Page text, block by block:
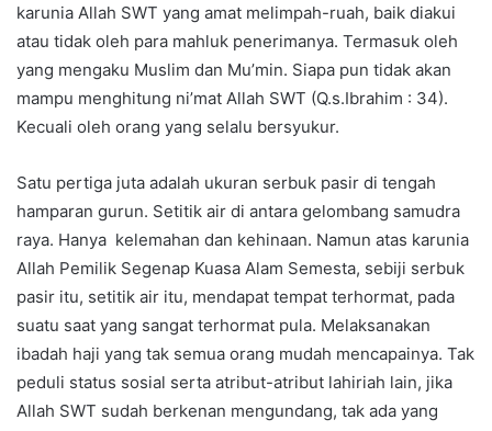
karunia Allah SWT yang amat melimpah-ruah, baik diakui
atau tidak oleh para mahluk penerimanya. Termasuk oleh
yang mengaku Muslim dan Mu’min. Siapa pun tidak akan
mampu menghitung ni’mat Allah SWT (Q.s.Ibrahim : 34).
Kecuali oleh orang yang selalu bersyukur.
Satu pertiga juta adalah ukuran serbuk pasir di tengah
hamparan gurun. Setitik air di antara gelombang samudra
raya. Hanya kelemahan dan kehinaan. Namun atas karunia
Allah Pemilik Segenap Kuasa Alam Semesta, sebiji serbuk
pasir itu, setitik air itu, mendapat tempat terhormat, pada
suatu saat yang sangat terhormat pula. Melaksanakan
ibadah haji yang tak semua orang mudah mencapainya. Tak
peduli status sosial serta atribut-atribut lahiriah lain, jika
Allah SWT sudah berkenan mengundang, tak ada yang